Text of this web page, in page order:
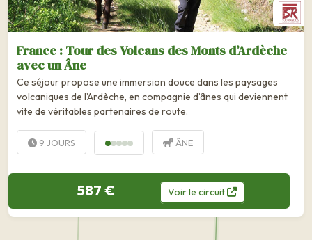
France : Tour des Volcans des Monts d’Ardèche
avec un Âne
Ce séjour propose une immersion douce dans les paysages
volcaniques de l’Ardèche, en compagnie d’ânes qui deviennent
vite de véritables partenaires de route.
9 JOURS ÂNE
587 € Voirle circuit